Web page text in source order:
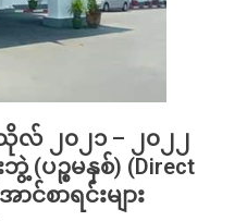
လ် ၂၀၂၁ – ၂၀၂၂
(ပဉ္စမနှစ်) (Direct
င်စာရင်းများ